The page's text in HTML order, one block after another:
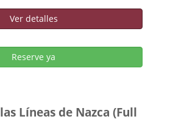
Ver detalles
Reserve ya
Líneas de Nazca (Full